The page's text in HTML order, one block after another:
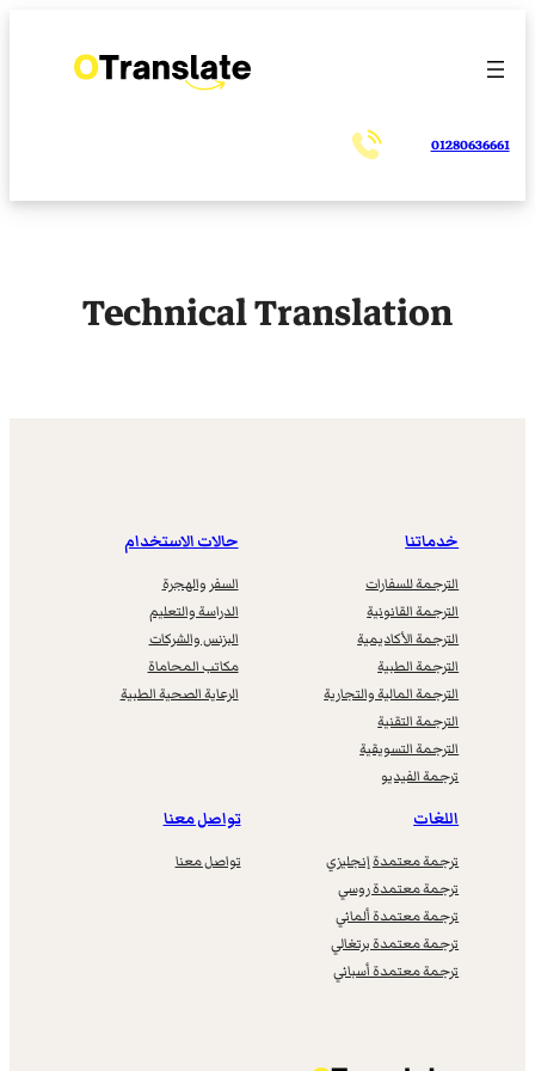
المحتوى
01280636661
Technical Translation
خدماتنا
الترجمة للسفارات
الترجمة القانونية
الترجمة الأكاديمية
الترجمة الطبية
الترجمة المالية والتجارية
الترجمة التقنية
الترجمة التسويقية
ترجمة الفيديو
حالات الاستخدام
السفر والهجرة
الدراسة والتعليم
البزنس والشركات
مكاتب المحاماة
الرعاية الصحية الطبية
اللغات
ترجمة معتمدة إنجليزي
ترجمة معتمدة روسي
ترجمة معتمدة ألماني
ترجمة معتمدة برتغالي
ترجمة معتمدة أسباني
تواصل معنا
تواصل معنا